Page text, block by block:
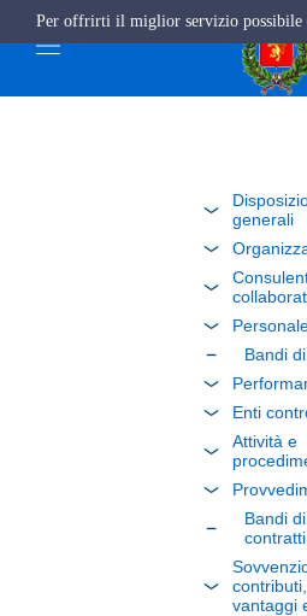
generali
Bandi
Enti
Attività e
Bandi
contratti
vantaggi
Per offrirti il miglior servizio possibile